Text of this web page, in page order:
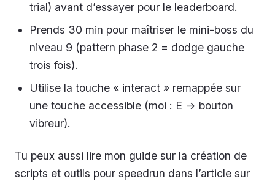
trial) avant d’essayer pour le leaderboard.
Prends 30 min pour maîtriser le mini-boss du
niveau 9 (pattern phase 2 = dodge gauche
trois fois).
Utilise la touche « interact » remappée sur
une touche accessible (moi : E → bouton
vibreur).
Tu peux aussi lire mon guide sur la création de
scripts et outils pour speedrun dans l’article sur